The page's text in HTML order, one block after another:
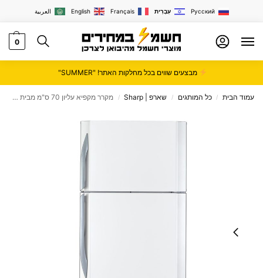
العربية English Français עִבְרִית Русский
0
מבצעים שווים בכל מחלקות האתר! "SUMMER"
עמוד הבית / כל המותגים / שארפ | Sharp / מקרר מקפיא עליון 70 ס"מ מבית SHARP שארפ דגם SJ-2369